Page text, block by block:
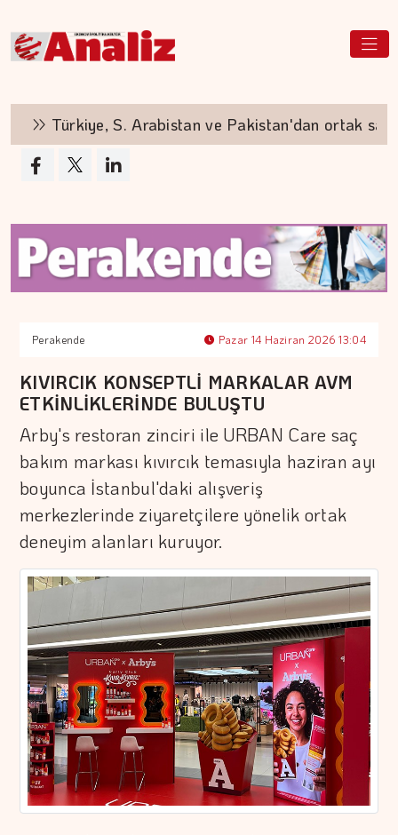
Türkiye, S. Arabistan ve Pakistan'dan ortak
Perakende Pazar 14 Haziran 2026 13:04
KIVIRCIK KONSEPTLİ MARKALAR AVM
ETKİNLİKLERİNDE BULUŞTU
Arby's restoran zinciri ile URBAN Care saç
bakım markası kıvırcık temasıyla haziran ayı
boyunca İstanbul'daki alışveriş
merkezlerinde ziyaretçilere yönelik ortak
deneyim alanları kuruyor.